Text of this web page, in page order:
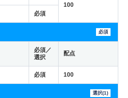
100
必須
必須
必須／
選択
配点
必須 100
選択(1)